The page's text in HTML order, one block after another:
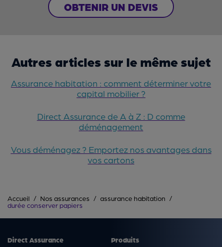
OBTENIR UN DEVIS
Autres articles sur le même sujet
Assurance habitation : comment déterminer votre
capital mobilier ?
Direct Assurance de A à Z : D comme
déménagement
Vous déménagez ? Emportez nos avantages dans
vos cartons
Accueil Nos assurances
assurance habitation
durée conserver papiers
Direct Assurance Produits